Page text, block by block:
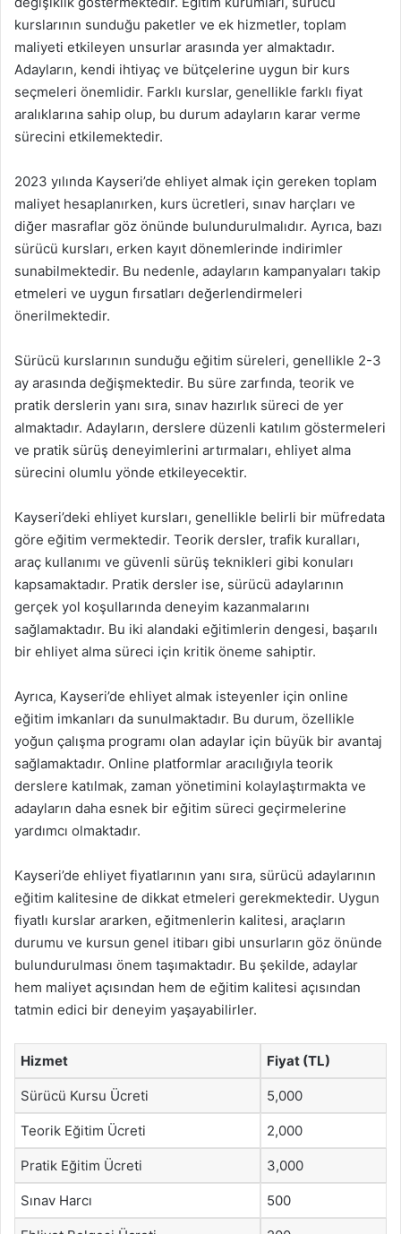
kurslarının sunduğu paketler ve ek hizmetler, toplam
maliyeti etkileyen unsurlar arasında yer almaktadır.
Adayların, kendi ihtiyaç ve bütçelerine uygun bir kurs
seçmeleri önemlidir. Farklı kurslar, genellikle farklı fiyat
aralıklarına sahip olup, bu durum adayların karar verme
sürecini etkilemektedir.
2023 yılında Kayseri’de ehliyet almak için gereken toplam
maliyet hesaplanırken, kurs ücretleri, sınav harçları ve
diğer masraflar göz önünde bulundurulmalıdır. Ayrıca, bazı
sürücü kursları, erken kayıt dönemlerinde indirimler
sunabilmektedir. Bu nedenle, adayların kampanyaları takip
etmeleri ve uygun fırsatları değerlendirmeleri
önerilmektedir.
Sürücü kurslarının sunduğu eğitim süreleri, genellikle 2-3
ay arasında değişmektedir. Bu süre zarfında, teorik ve
pratik derslerin yanı sıra, sınav hazırlık süreci de yer
almaktadır. Adayların, derslere düzenli katılım göstermeleri
ve pratik sürüş deneyimlerini artırmaları, ehliyet alma
sürecini olumlu yönde etkileyecektir.
Kayseri’deki ehliyet kursları, genellikle belirli bir müfredata
göre eğitim vermektedir. Teorik dersler, trafik kuralları,
araç kullanımı ve güvenli sürüş teknikleri gibi konuları
kapsamaktadır. Pratik dersler ise, sürücü adaylarının
gerçek yol koşullarında deneyim kazanmalarını
sağlamaktadır. Bu iki alandaki eğitimlerin dengesi, başarılı
bir ehliyet alma süreci için kritik öneme sahiptir.
Ayrıca, Kayseri’de ehliyet almak isteyenler için online
eğitim imkanları da sunulmaktadır. Bu durum, özellikle
yoğun çalışma programı olan adaylar için büyük bir avantaj
sağlamaktadır. Online platformlar aracılığıyla teorik
derslere katılmak, zaman yönetimini kolaylaştırmakta ve
adayların daha esnek bir eğitim süreci geçirmelerine
yardımcı olmaktadır.
Kayseri’de ehliyet fiyatlarının yanı sıra, sürücü adaylarının
eğitim kalitesine de dikkat etmeleri gerekmektedir. Uygun
fiyatlı kurslar ararken, eğitmenlerin kalitesi, araçların
durumu ve kursun genel itibarı gibi unsurların göz önünde
bulundurulması önem taşımaktadır. Bu şekilde, adaylar
hem maliyet açısından hem de eğitim kalitesi açısından
tatmin edici bir deneyim yaşayabilirler.
Hizmet Fiyat (TL)
Sürücü Kursu Ücreti 5,000
Teorik Eğitim Ücreti 2,000
Pratik Eğitim Ücreti 3,000
Sınav Harcı 500